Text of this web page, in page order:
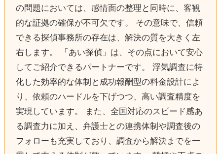
の問題においては、感情面の整理と同時に、客観
的な証拠の確保が不可欠です。 その意味で、信頼
できる探偵事務所の存在は、解決の質を大きく左
右します。 「あい探偵」は、その点において安心
してご紹介できるパートナーです。 浮気調査に特
化した効率的な体制と成功報酬型の料金設計によ
り、依頼のハードルを下げつつ、高い調査精度を
実現しています。 また、全国対応のスピード感あ
る調査力に加え、弁護士との連携体制や調査後の
フォローも充実しており、調査から解決までを一